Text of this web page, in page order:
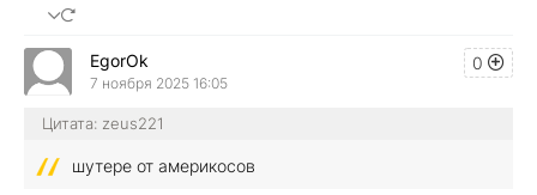
0
EgorOk
7 ноября 2025 16:05
Цитата: zeus221
шутере от америкосов